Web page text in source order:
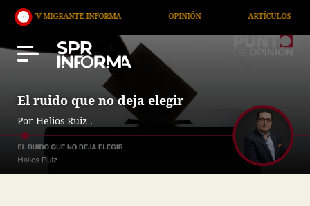
INFORMA OPINIÓN ARTÍCULOS
El ruido que no deja elegir
Por Helios Ruiz .